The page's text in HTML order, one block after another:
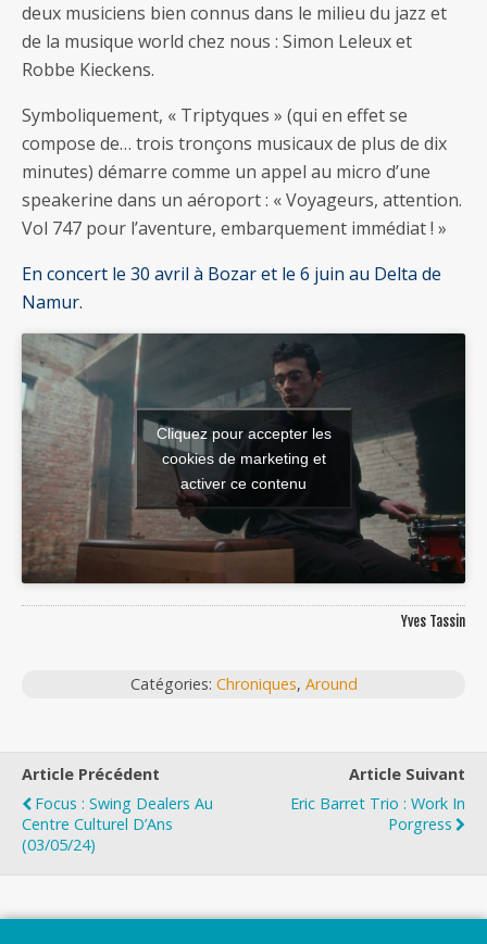
deux musiciens bien connus dans le milieu du jazz et
de la musique world chez nous : Simon Leleux et
Robbe Kieckens.
Symboliquement, « Triptyques » (qui en effet se
compose de… trois tronçons musicaux de plus de dix
minutes) démarre comme un appel au micro d’une
speakerine dans un aéroport : « Voyageurs, attention.
Vol 747 pour l’aventure, embarquement immédiat ! »
En concert le 30 avril à Bozar et le 6 juin au Delta de
Namur.
Cliquez pour accepter les
cookies de marketing et
activer ce contenu
Yves Tassin
Catégories: Chroniques, Around
Article Précédent
Focus : Swing Dealers Au
Centre Culturel D’Ans
(03/05/24)
Article Suivant
Eric Barret Trio : Work In
Porgress